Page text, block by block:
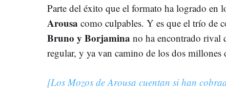
Parte del éxito que el formato ha logrado en
Arousa como culpables. Y es que el trío de
Bruno y Borjamina no ha encontrado rival
regular, y ya van camino de los dos millones
[Los Mozos de Arousa cuentan si han